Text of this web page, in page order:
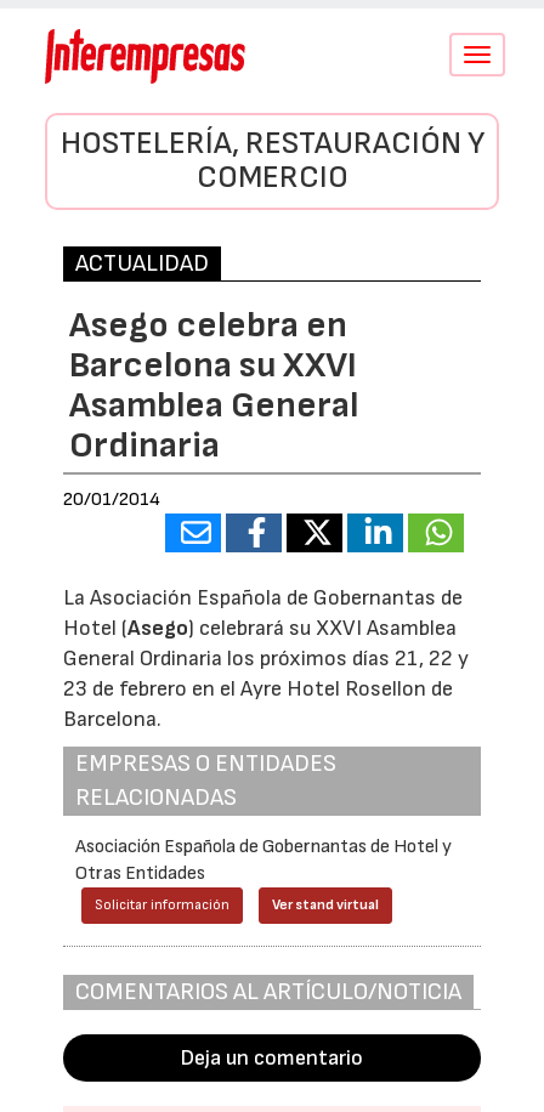
Conmutar
HOSTELERÍA, RESTAURACIÓN Y
COMERCIO
ACTUALIDAD
Asego celebra en
Barcelona su XXVI
Asamblea General
Ordinaria
20/01/2014
La Asociación Española de Gobernantas de
Hotel (Asego) celebrará su XXVI Asamblea
General Ordinaria los próximos días 21, 22 y
23 de febrero en el Ayre Hotel Rosellon de
Barcelona.
EMPRESAS O ENTIDADES
RELACIONADAS
Asociación Española de Gobernantas de Hotel y
Otras Entidades
Solicitar información Ver stand virtual
COMENTARIOS AL ARTÍCULO/NOTICIA
Deja un comentario